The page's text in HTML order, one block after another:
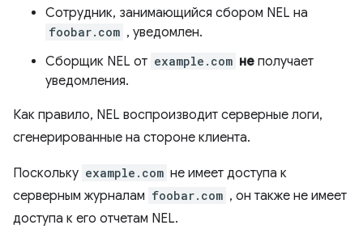
Сотрудник, занимающийся сбором NEL на
foobar.com , уведомлен.
Сборщик NEL от example.com не получает
уведомления.
Как правило, NEL воспроизводит серверные логи,
сгенерированные на стороне клиента.
Поскольку example.com не имеет доступа к
серверным журналам foobar.com , он также не имеет
доступа к его отчетам NEL.